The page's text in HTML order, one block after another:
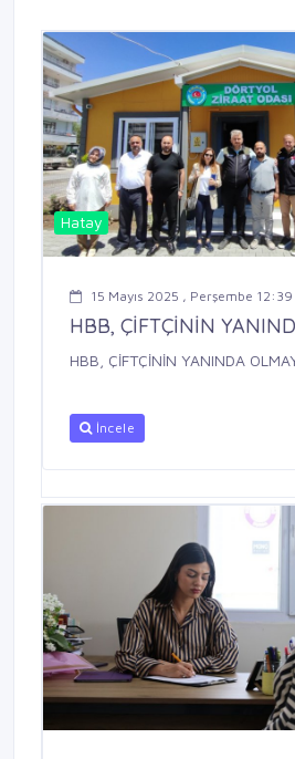
Hatay
15 Mayıs 2025 , Perşembe 12:39
HBB, ÇİFTÇİNİN
HBB, ÇİFTÇİNİN YANINDA
İncele